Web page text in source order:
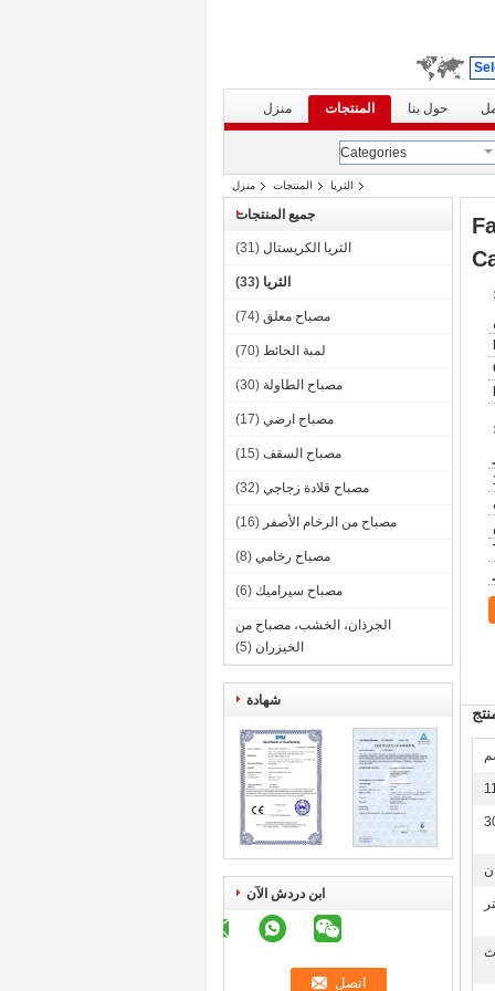
منزل المنتجات حول بنا
Categories
منزل المنتجات الثريا
جميع المنتجات
الثريا الكريستال (31)
الثريا (33)
مصباح معلق (74)
لمبة الحائط (70)
مصباح الطاولة (30)
مصباح ارضي (17)
مصباح السقف (15)
مصباح قلادة زجاجي (32)
مصباح من الرخام الأصفر (16)
مصباح رخامي (8)
مصباح سيراميك (6)
الجرذان، الخشب، مصباح من
الخيزران (5)
شهادة
ابن دردش الآن